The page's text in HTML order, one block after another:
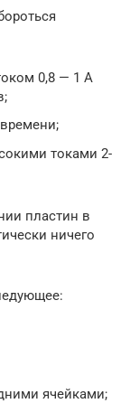
0,8 — 1 А
токами 2-
пластин в
ничего
ячейками;